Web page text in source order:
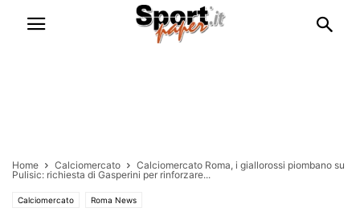
Home Calciomercato
Calciomercato Roma, i giallorossi piombano su
Pulisic: richiesta di Gasperini per rinforzare...
Calciomercato Roma News